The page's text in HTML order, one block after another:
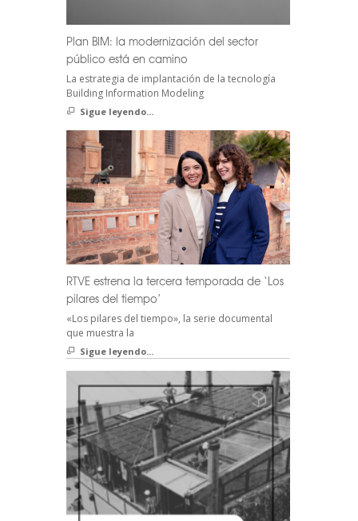
Plan BIM: la modernización del sector
público está en camino
La estrategia de implantación de la tecnología
Building Information Modeling
Sigue leyendo...
RTVE estrena la tercera temporada de ‘Los
pilares del tiempo’
«Los pilares del tiempo», la serie documental
que muestra la
Sigue leyendo...